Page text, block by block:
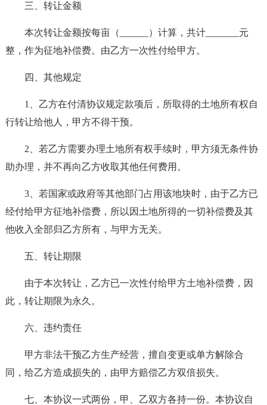
三、转让金额
本次转让金额按每亩（______）计算，共计_______元
整，作为征地补偿费。由乙方一次性付给甲方。
四、其他规定
1、乙方在付清协议规定款项后，所取得的土地所有权自
行转让给他人，甲方不得干预。
2、若乙方需要办理土地所有权手续时，甲方须无条件协
助办理，并不再向乙方收取其他任何费用。
3、若国家或政府等其他部门占用该地块时，由于乙方已
经付给甲方征地补偿费，所以因土地所得的一切补偿费及其
他收入全部归乙方所有，与甲方无关。
五、转让期限
由于本次转让，乙方已一次性付给甲方土地补偿费，因
此，转让期限为永久。
六、违约责任
甲方非法干预乙方生产经营，擅自变更或单方解除合
同，给乙方造成损失的，由甲方赔偿乙方双倍损失。
七、本协议一式两份，甲、乙双方各持一份。本协议自